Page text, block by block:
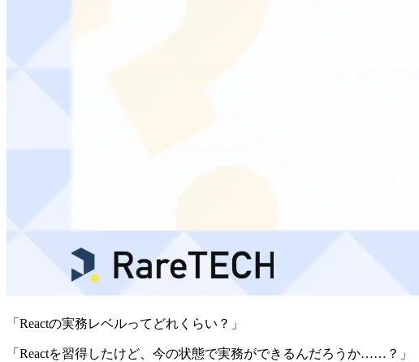
「Reactの実務レベルってどれくらい？」
「Reactを習得したけど、今の状態で実務ができるんだろうか……？」